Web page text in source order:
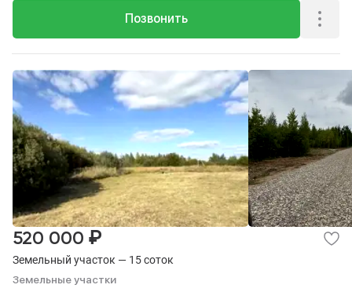
Позвонить
Земельный участок — 15 соток
Земельные участки
520 000 ₽